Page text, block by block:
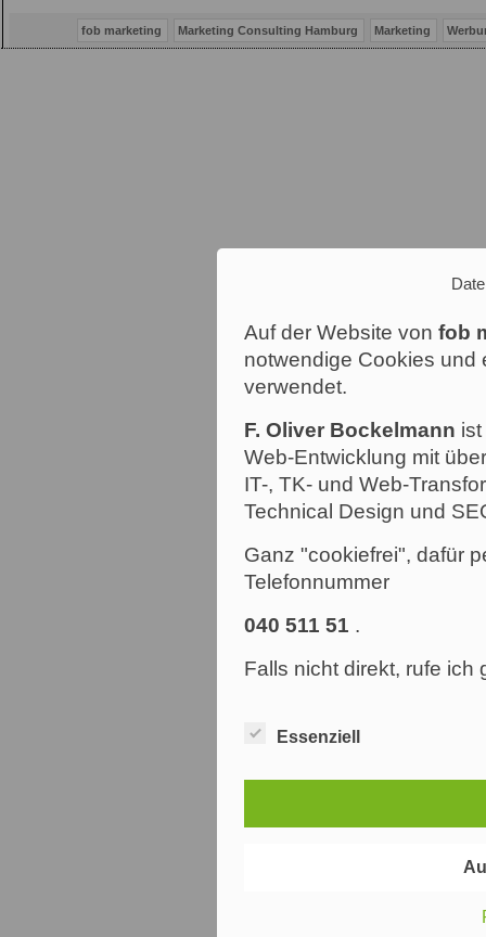
fob marketing Marketing Consulting Hamburg Marketing
Auf der Website von fob
notwendige Cookies und
verwendet.
F. Oliver Bockelmann
Web-Entwicklung mit
IT-, TK- und Web-
Technical Design und
Ganz "cookiefrei", dafür
Telefonnummer
040 511 51 .
Falls nicht direkt, rufe ich
Essenziell